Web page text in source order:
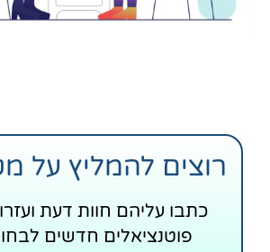
רוצים להמליץ על
כתבו עליהם חוות דעת
פוטנציאלים חדשים